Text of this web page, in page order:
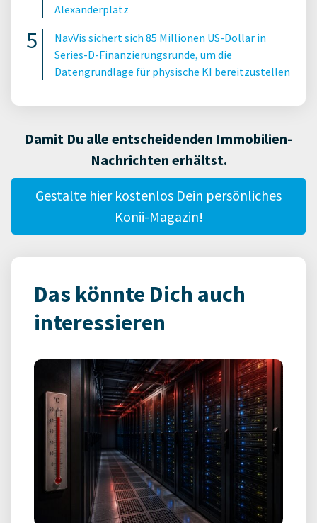
Alexanderplatz
NavVis sichert sich 85 Millionen US-Dollar in
Series-D-Finanzierungsrunde, um die
Datengrundlage für physische KI bereitzustellen
Damit Du alle entscheidenden Immobilien-
Nachrichten erhältst.
Gestalte hier kostenlos Dein persönliches
Konii-Magazin!
Das könnte Dich auch
interessieren